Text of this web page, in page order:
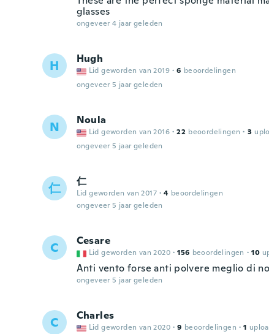
glasses
ongeveer 4 jaar geleden
H Hugh
Lid geworden van 2019 · 6 beoordelingen
ongeveer 5 jaar geleden
N Noula
Lid geworden van 2016 · 22 beoordelingen · 3
ongeveer 5 jaar geleden
仁 仁
Lid geworden van 2017 · 4 beoordelingen
ongeveer 5 jaar geleden
C Cesare
Lid geworden van 2020 · 156 beoordelingen · 10
Anti vento forse anti polvere meglio di
ongeveer 5 jaar geleden
C Charles
Lid geworden van 2020 · 9 beoordelingen · 1